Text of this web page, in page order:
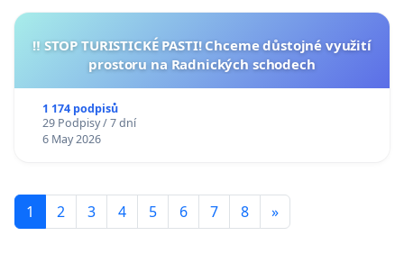
‼️ STOP TURISTICKÉ PASTI! Chceme důstojné využití
prostoru na Radnických schodech
1 174 podpisů
29 Podpisy / 7 dní
6 May 2026
1 2 3 4 5 6 7 8 »